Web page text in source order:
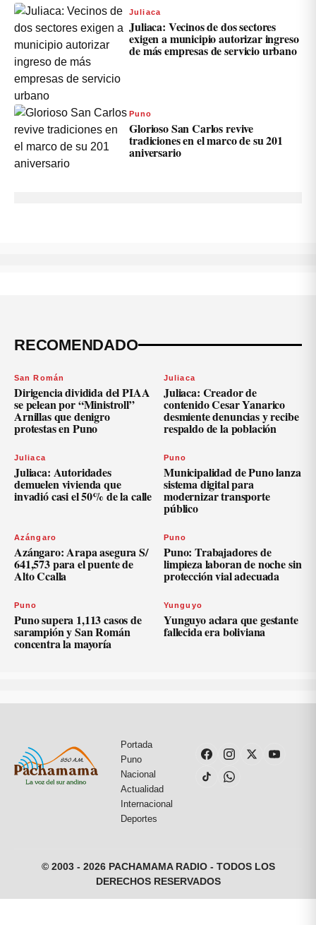
Juliaca
Juliaca: Vecinos de dos sectores
exigen a municipio autorizar ingreso
de más empresas de servicio urbano
Puno
Glorioso San Carlos revive
tradiciones en el marco de su 201
aniversario
RECOMENDADO
San Román
Dirigencia dividida del PIAA
se pelean por “Ministroll”
Arnillas que denigro
protestas en Puno
Juliaca
Juliaca: Creador de
contenido Cesar Yanarico
desmiente denuncias y recibe
respaldo de la población
Juliaca
Juliaca: Autoridades
demuelen vivienda que
invadió casi el 50% de la calle
Puno
Municipalidad de Puno lanza
sistema digital para
modernizar transporte
público
Azángaro
Azángaro: Arapa asegura S/
641,573 para el puente de
Alto Ccalla
Puno
Puno: Trabajadores de
limpieza laboran de noche sin
protección vial adecuada
Puno
Puno supera 1,113 casos de
sarampión y San Román
concentra la mayoría
Yunguyo
Yunguyo aclara que gestante
fallecida era boliviana
Portada
Puno
Nacional
Actualidad
Internacional
Deportes
© 2003 - 2026 PACHAMAMA RADIO - TODOS LOS
DERECHOS RESERVADOS